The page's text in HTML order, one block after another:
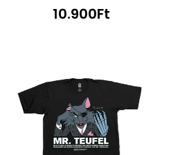
10.900Ft